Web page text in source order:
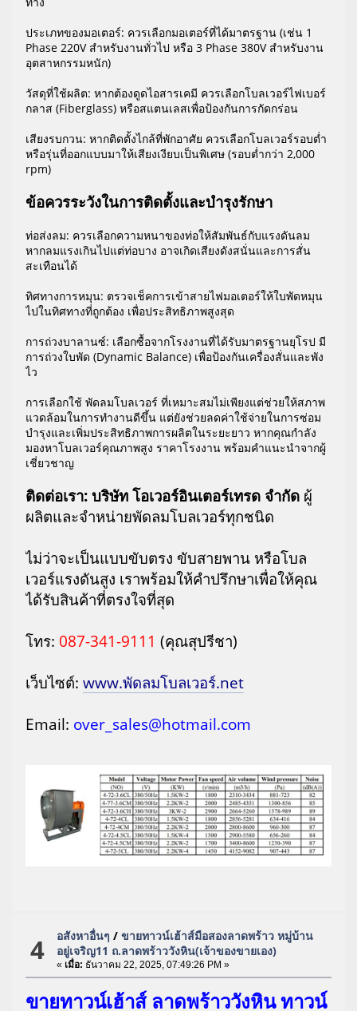
ประเภทของมอเตอร์: ควรเลือกมอเตอร์ที่ได้มาตรฐาน (เช่น 1
Phase 220V สำหรับงานทั่วไป หรือ 3 Phase 380V สำหรับงาน
อุตสาหกรรมหนัก)
วัสดุที่ใช้ผลิต: หากต้องดูดไอสารเคมี ควรเลือกโบลเวอร์ไฟเบอร์
กลาส (Fiberglass) หรือสแตนเลสเพื่อป้องกันการกัดกร่อน
เสียงรบกวน: หากติดตั้งไกล้ที่พักอาศัย ควรเลือกโบลเวอร์รอบต่ำ
หรือรุ่นที่ออกแบบมาให้เสียงเงียบเป็นพิเศษ (รอบต่ำกว่า 2,000
rpm)
ข้อควรระวังในการติดตั้งและบำรุงรักษา
ท่อส่งลม: ควรเลือกความหนาของท่อให้สัมพันธ์กับแรงดันลม
หากลมแรงเกินไปแต่ท่อบาง อาจเกิดเสียงดังสนั่นและการสั่น
สะเทือนได้
ทิศทางการหมุน: ตรวจเช็คการเข้าสายไฟมอเตอร์ให้ใบพัดหมุน
ไปในทิศทางที่ถูกต้อง เพื่อประสิทธิภาพสูงสุด
การถ่วงบาลานซ์: เลือกซื้อจากโรงงานที่ได้รับมาตรฐานยุโรป มี
การถ่วงใบพัด (Dynamic Balance) เพื่อป้องกันเครื่องสั่นและพัง
ไว
การเลือกใช้ พัดลมโบลเวอร์ ที่เหมาะสมไม่เพียงแต่ช่วยให้สภาพ
แวดล้อมในการทำงานดีขึ้น แต่ยังช่วยลดค่าใช้จ่ายในการซ่อม
บำรุงและเพิ่มประสิทธิภาพการผลิตในระยะยาว หากคุณกำลัง
มองหาโบลเวอร์คุณภาพสูง ราคาโรงงาน พร้อมคำแนะนำจากผู้
เชี่ยวชาญ
ติดต่อเรา: บริษัท โอเวอร์อินเตอร์เทรด จำกัดผู้
ผลิตและจำหน่ายพัดลมโบลเวอร์ทุกชนิด
ไม่ว่าจะเป็นแบบขับตรง ขับสายพาน หรือโบล
เวอร์แรงดันสูง เราพร้อมให้คำปรึกษาเพื่อให้คุณ
ได้รับสินค้าที่ตรงใจที่สุด
โทร: 087-341-9111 (คุณสุปรีชา)
เว็บไซต์: www.พัดลมโบลเวอร์.net
Email: over_sales@hotmail.com
4 อสังหาอื่นๆ /ขายทาวน์เฮ้าส์มือสองลาดพร้าว หมู่บ้าน
อยู่เจริญ11 ถ.ลาดพร้าววังหิน(เจ้าของขายเอง)
« เมื่อ: ธันวาคม 22, 2025, 07:49:26 PM »
ขายทาวน์เฮ้าส์ ลาดพร้าววังหิน ทาวน์